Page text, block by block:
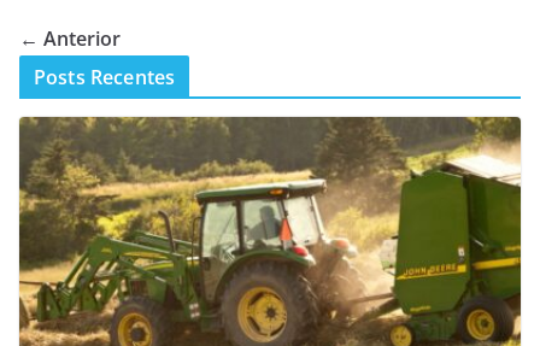
← Anterior
Posts Recentes